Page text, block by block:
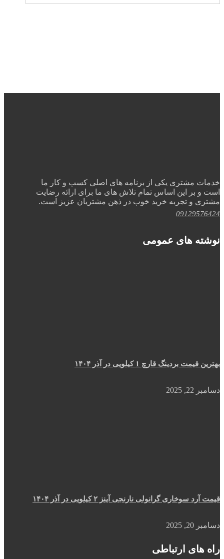
خدمات مشتری یکی از برنامه های اصلی کسب و کار ما
است و بر این اساس تمام تلاش های ما برای ارائه رضایت
مشتری و تجربه خرید خوب در ذهن مشتریان عزیز است.
09129576424
نوشته های عمومی
بهترین قیمت بردینگ قارچ 1 کیلویی در آذر ۱۴۰۴
دسامبر 22, 2025
قیمت آرد سوخاری گرانولی نارنجی آینز ۲ کیلویی در آذر ۱۴۰۴
دسامبر 20, 2025
راه های ارتباطی